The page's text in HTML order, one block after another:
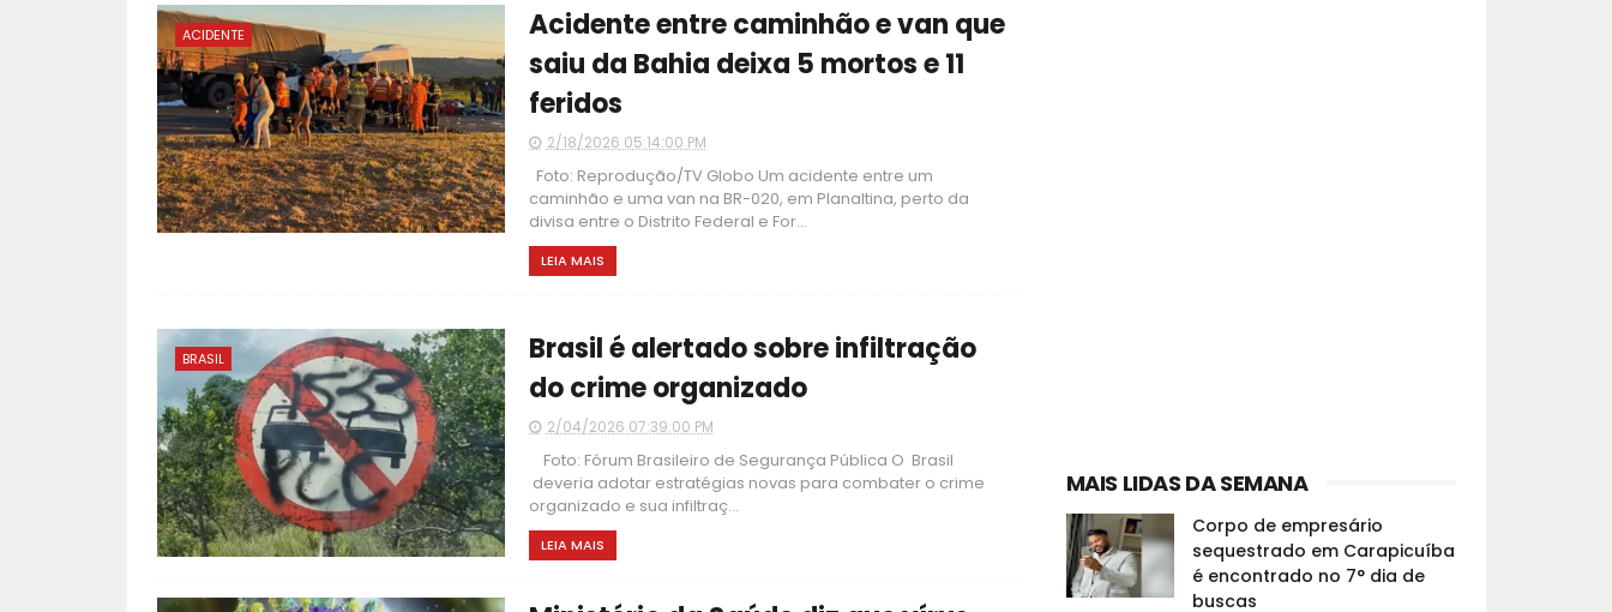
ACIDENTE
Acidente entre caminhão e van que
saiu da Bahia deixa 5 mortos e 11
feridos
2/18/2026 05:14:00 PM
Foto: Reprodução/TV Globo Um acidente entre um
caminhão e uma van na BR-020, em Planaltina, perto da
divisa entre o Distrito Federal e For...
LEIA MAIS
BRASIL
Brasil é alertado sobre infiltração
do crime organizado
2/04/2026 07:39:00 PM
Foto: Fórum Brasileiro de Segurança Pública O Brasil
deveria adotar estratégias novas para combater o crime
organizado e sua infiltraç...
LEIA MAIS
MAIS LIDAS DA SEMANA
Corpo de empresário
sequestrado em Carapicuíba
é encontrado no 7° dia de
buscas